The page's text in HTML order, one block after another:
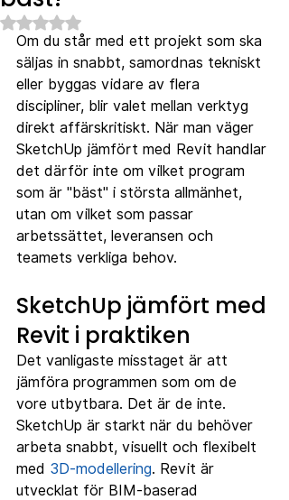
Betygsatt till NaN av 5 stjärnor.
Om du står med ett projekt som ska
säljas in snabbt, samordnas tekniskt
eller byggas vidare av flera
discipliner, blir valet mellan verktyg
direkt affärskritiskt. När man väger
SketchUp jämfört med Revit handlar
det därför inte om vilket program
som är "bäst" i största allmänhet,
utan om vilket som passar
arbetssättet, leveransen och
teamets verkliga behov.
SketchUp jämfört med
Revit i praktiken
Det vanligaste misstaget är att
jämföra programmen som om de
vore utbytbara. Det är de inte.
SketchUp är starkt när du behöver
arbeta snabbt, visuellt och flexibelt
med 3D-modellering. Revit är
utvecklat för BIM-baserad